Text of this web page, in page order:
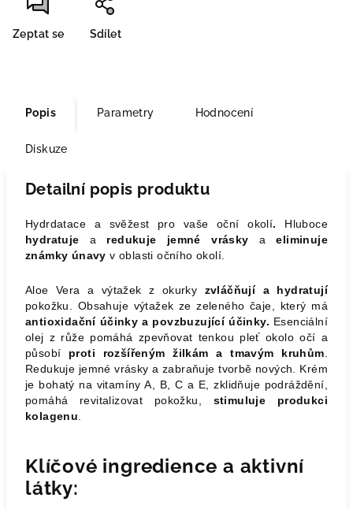
Zeptat se Sdílet
Popis Parametry Hodnocení
Diskuze
Detailní popis produktu
Hydrdatace a svěžest pro vaše oční okolí.
Hluboce
hydratuje a redukuje jemné vrásky aeliminuje
známky únavy v oblasti očního okolí.
Aloe Vera a výtažek z okurky zvláčňují a hydratují
pokožku. Obsahuje výtažek ze zeleného čaje, který má
antioxidační účinky a povzbuzující účinky. Esenciální
olej z růže pomáhá zpevňovat tenkou pleť okolo očí a
působí proti rozšířeným žilkám a tmavým kruhům
Redukuje jemné vrásky a zabraňuje tvorbě nových. Krém
je bohatý na vitamíny A, B, C a E, zklidňuje podráždění,
pomáhá revitalizovat pokožku, stimuluje produkci
kolagenu
Klíčové ingredience a aktivní
látky: